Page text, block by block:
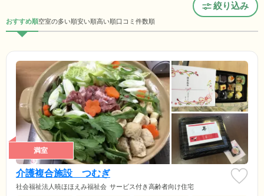
絞り込み
おすすめ順空室の多い順安い順高い順口コミ件数順
満室
介護複合施設 つむぎ
社会福祉法人暁ほほえみ福祉会 サービス付き高齢者向け住宅